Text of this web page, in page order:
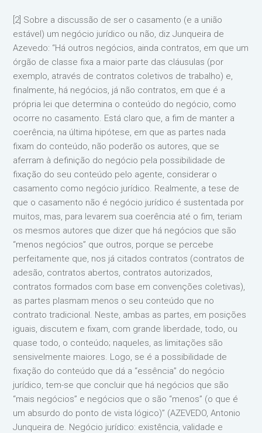
[2] Sobre a discussão de ser o casamento (e a união
estável) um negócio jurídico ou não, diz Junqueira de
Azevedo: “Há outros negócios, ainda contratos, em que um
órgão de classe fixa a maior parte das cláusulas (por
exemplo, através de contratos coletivos de trabalho) e,
finalmente, há negócios, já não contratos, em que é a
própria lei que determina o conteúdo do negócio, como
ocorre no casamento. Está claro que, a fim de manter a
coerência, na última hipótese, em que as partes nada
fixam do conteúdo, não poderão os autores, que se
aferram à definição do negócio pela possibilidade de
fixação do seu conteúdo pelo agente, considerar o
casamento como negócio jurídico. Realmente, a tese de
que o casamento não é negócio jurídico é sustentada por
muitos, mas, para levarem sua coerência até o fim, teriam
os mesmos autores que dizer que há negócios que são
“menos negócios” que outros, porque se percebe
perfeitamente que, nos já citados contratos (contratos de
adesão, contratos abertos, contratos autorizados,
contratos formados com base em convenções coletivas),
as partes plasmam menos o seu conteúdo que no
contrato tradicional. Neste, ambas as partes, em posições
iguais, discutem e fixam, com grande liberdade, todo, ou
quase todo, o conteúdo; naqueles, as limitações são
sensivelmente maiores. Logo, se é a possibilidade de
fixação do conteúdo que dá a “essência” do negócio
jurídico, tem-se que concluir que há negócios que são
“mais negócios” e negócios que o são “menos” (o que é
um absurdo do ponto de vista lógico)” (AZEVEDO, Antonio
Junqueira de. Negócio jurídico: existência, validade e